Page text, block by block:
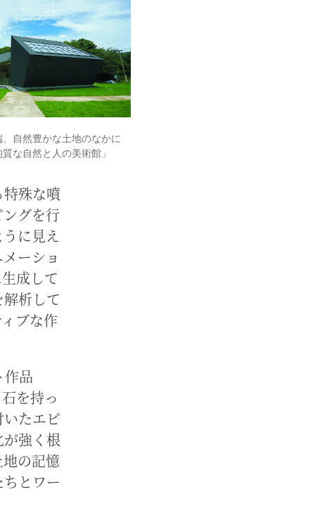
自然豊かな土地のなかに
な自然と人の美術館」
殊な噴
グを行
に見え
ーショ
成して
析して
ブな作
作品
を持っ
たエピ
強く根
の記憶
とワー